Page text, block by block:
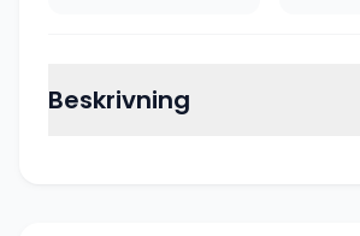
Beskrivning